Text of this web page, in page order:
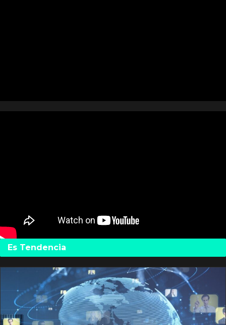
Es Tendencia